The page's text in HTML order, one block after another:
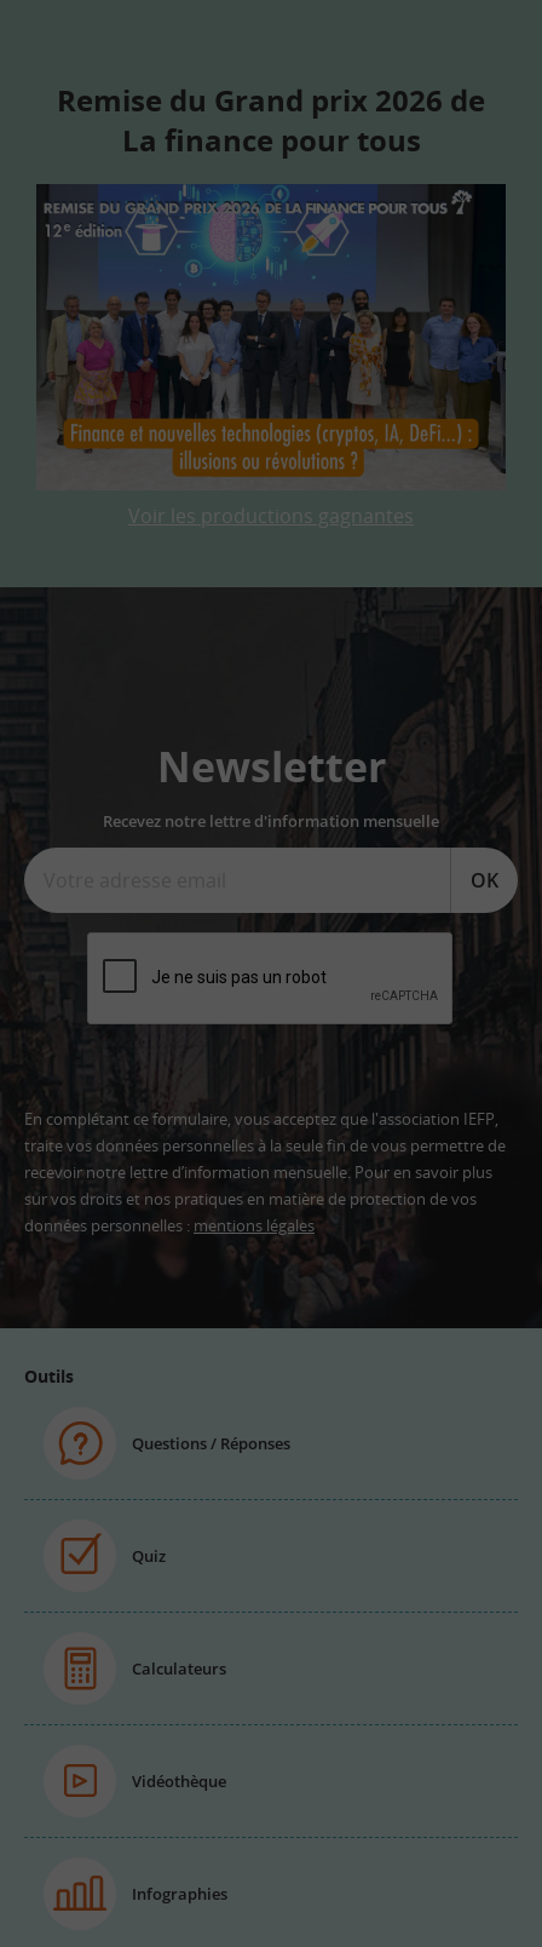
Remise du Grand prix 2026 de
La finance pour tous
Voir les productions gagnantes
Newsletter
Recevez notre lettre d'information mensuelle
OK
En complétant ce formulaire, vous acceptez que l'association IEFP,
traite vos données personnelles à la seule fin de vous permettre de
recevoir notre lettre d’information mensuelle. Pour en savoir plus
sur vos droits et nos pratiques en matière de protection de vos
données personnelles : mentions légales
Outils
Questions / Réponses
Quiz
Calculateurs
Vidéothèque
Infographies